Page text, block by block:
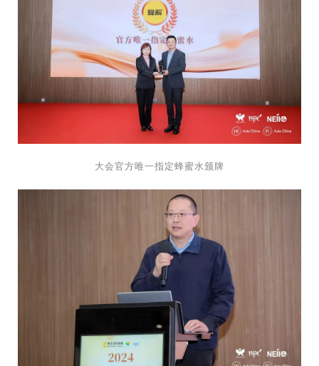
大会官方唯一指定蜂蜜水颁牌